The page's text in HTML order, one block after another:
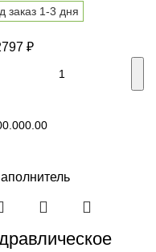
заказ 1-3 дня
₽
0.000.00